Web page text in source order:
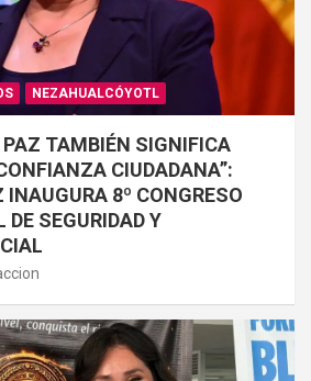
NEZAHUALCÓYOTL
PAZ TAMBIÉN SIGNIFICA
CIUDADANA”:
INAUGURA 8º CONGRESO
SEGURIDAD Y